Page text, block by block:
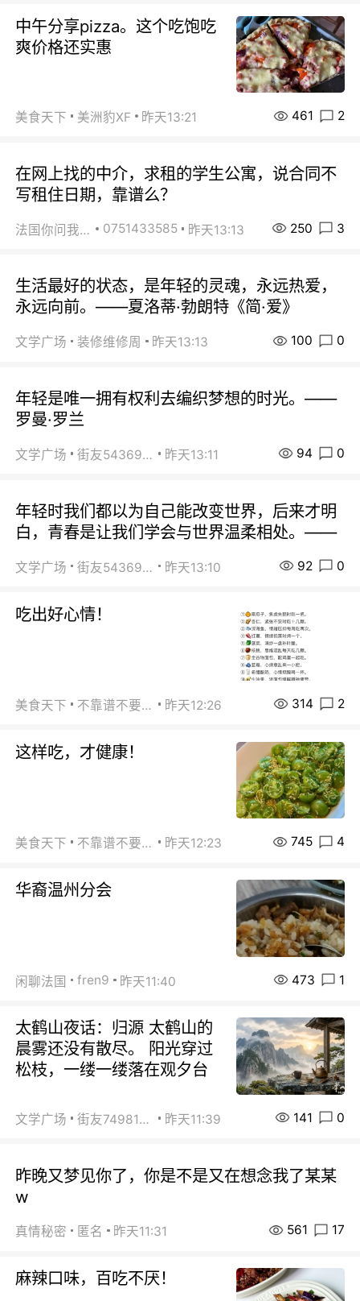
中午分享pizza。这个吃饱吃
爽价格还实惠
美食天下 美洲豹XF 昨天13:21 461 2
在网上找的中介，求租的学生公寓，说合同不
写租住日期，靠谱么？
法国你问我答 0751433585 昨天13:13 250 3
生活最好的状态，是年轻的灵魂，永远热爱，
永远向前。——夏洛蒂·勃朗特《简·爱》
文学广场 装修维修周 昨天13:13 100 0
年轻是唯一拥有权利去编织梦想的时光。——
罗曼·罗兰
文学广场 街友54369822 昨天13:11 94 0
年轻时我们都以为自己能改变世界，后来才明
白，青春是让我们学会与世界温柔相处。——
文学广场 街友54369822 昨天13:10 92 0
吃出好心情！
美食天下 不靠谱不要联系 昨天12:26 314 2
这样吃，才健康！
美食天下 不靠谱不要联系 昨天12:23 745 4
华裔温州分会
闲聊法国 fren9 昨天11:40 473 1
太鹤山夜话：归源 太鹤山的
晨雾还没有散尽。 阳光穿过
松枝，一缕一缕落在观夕台
文学广场 街友74981146 昨天11:39 141 0
昨晚又梦见你了，你是不是又在想念我了某某
w
真情秘密 匿名 昨天11:31 561 17
麻辣口味，百吃不厌！